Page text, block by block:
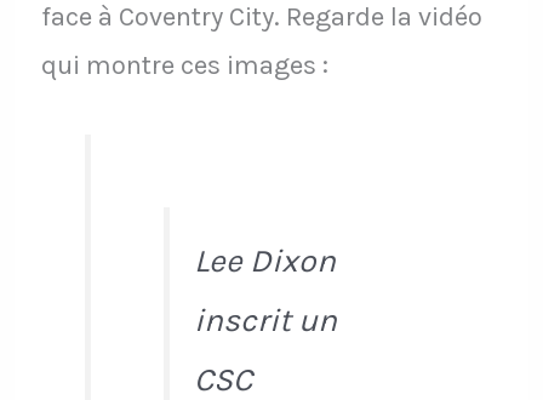
face à Coventry City. Regarde la vidéo
qui montre ces images :
Lee Dixon
inscrit un
CSC